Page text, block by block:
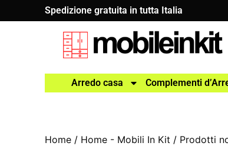
Spedizione gratuita in tutta Italia
Arredo casa Complementi
Home / Home - Mobili In Kit / Prodotti